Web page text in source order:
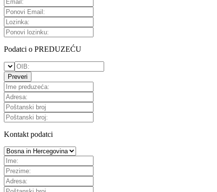
Podatci o PREDUZEĆU
Preveri
Kontakt podatci